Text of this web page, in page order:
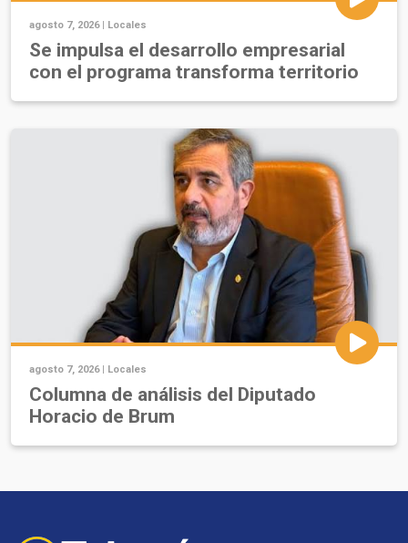
agosto 7, 2026 | Locales
Se impulsa el desarrollo empresarial
con el programa transforma territorio
agosto 7, 2026 | Locales
Columna de análisis del Diputado
Horacio de Brum